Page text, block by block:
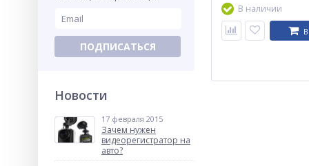
ПОДПИСАТЬСЯ
Новости
17 февраля 2015
Зачем нужен
видеорегистратор на
авто?
В наличии